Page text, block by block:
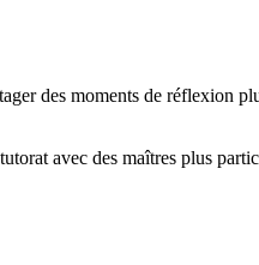
des moments de réflexion
avec des maîtres plus